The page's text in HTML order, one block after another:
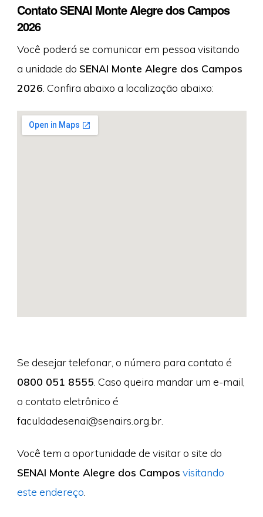
Contato SENAI Monte Alegre dos Campos
2026
Você poderá se comunicar em pessoa visitando
a unidade do SENAI Monte Alegre dos Campos
2026 . Confira abaixo a localização abaixo:
Se desejar telefonar, o número para contato é
0800 051 8555 . Caso queira mandar um e-mail,
o contato eletrônico é
faculdadesenai@senairs.org.br.
Você tem a oportunidade de visitar o site do
SENAI Monte Alegre dos Campos visitando
este endereço